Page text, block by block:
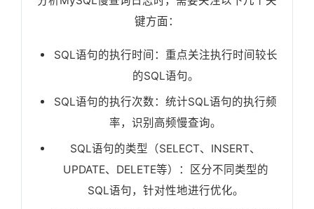
键方面：
SQL语句的执行时间：重点关注执行时间较长
的SQL语句。
SQL语句的执行次数：统计SQL语句的执行频
率，识别高频慢查询。
SQL语句的类型（SELECT、INSERT、
UPDATE、DELETE等）：区分不同类型的
SQL语句，针对性地进行优化。